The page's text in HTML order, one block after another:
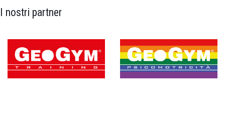
I nostri partner